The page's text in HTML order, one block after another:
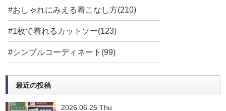
#おしゃれにみえる着こなし方(210)
#1枚で着れるカットソー(123)
#シンプルコーディネート(99)
最近の投稿
2026.06.25 Thu